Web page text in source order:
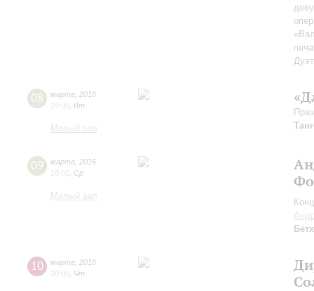
08 марта
2016
19:00 Вт
Малый зал
09 марта
2016
19:00 Ср
Малый зал
10 марта
2016
20:00 Чт